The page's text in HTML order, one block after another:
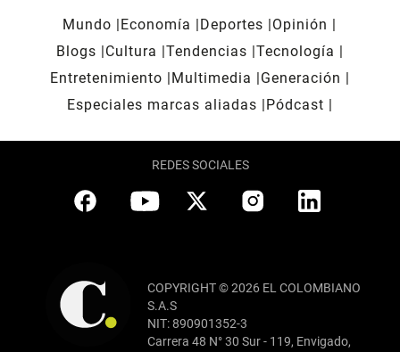
Mundo Economía Deportes
Opinión
Blogs
Cultura Tendencias Tecnología
Entretenimiento
Multimedia
Generación
Especiales marcas aliadas
Pódcast
REDES SOCIALES
COPYRIGHT © 2026 EL COLOMBIANO
S.A.S
NIT: 890901352-3
Carrera 48 N° 30 Sur - 119, Envigado,